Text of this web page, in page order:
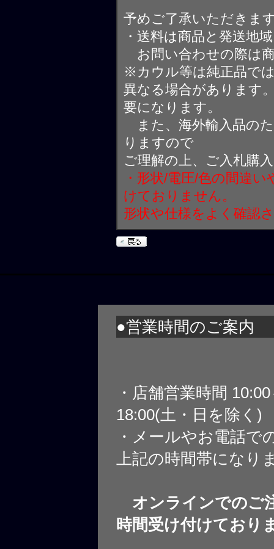
予めご了承いただきま
・送料は商品と発送地
お問い合わせの際は
※カウル等は純正品で
異なる場合があります
要になります。
また、海外輸入品の
りますので
ご理解の上、ご入札購
・形状/電圧/色の間違
けておりません。
形状や仕様をよく確認
●営業時間のご案内
・店舗営業時間
18:00(土・日を除く)
・メールやお電話で
上記の時間帯になり
オンラインでのご
時間受け付けており